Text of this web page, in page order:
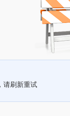
请刷新重试